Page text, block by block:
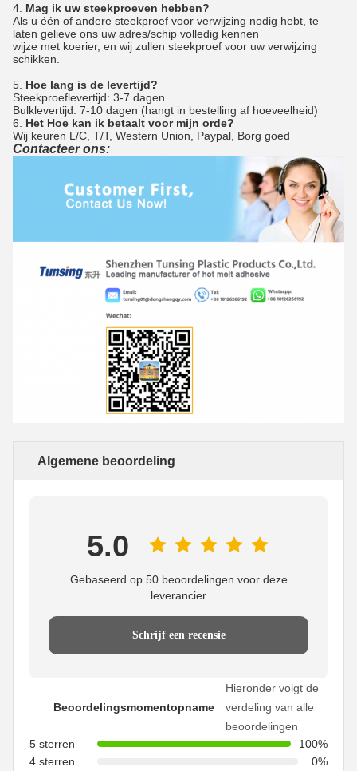
4. Mag ik uw steekproeven hebben?
Als u één of andere steekproef voor verwijzing nodig hebt, te
laten gelieve ons uw adres/schip volledig kennen
wijze met koerier, en wij zullen steekproef voor uw verwijzing
schikken.
5. Hoe lang is de levertijd?
Steekproeflevertijd: 3-7 dagen
Bulklevertijd: 7-10 dagen (hangt in bestelling af hoeveelheid)
6. Het Hoe kan ik betaalt voor mijn orde?
Wij keuren L/C, T/T, Western Union, Paypal, Borg goed
Contacteer ons:
Algemene beoordeling
5.0
Gebaseerd op 50 beoordelingen voor deze
leverancier
Schrijf een recensie
Beoordelingsmomentopname
Hieronder volgt de
verdeling van alle
beoordelingen
5 sterren
100%
4 sterren
0%